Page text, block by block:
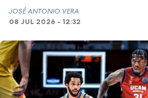
JOSÉ ANTONIO VERA
08 JUL 2026 - 12:32